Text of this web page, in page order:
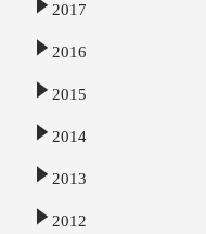
2017
2016
2015
2014
2013
2012